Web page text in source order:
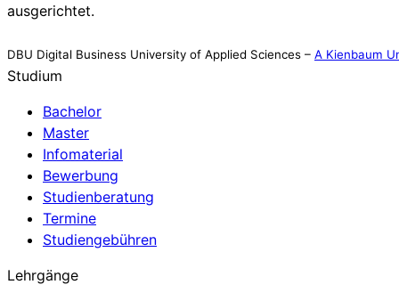
ausgerichtet.
DBU Digital Business University of Applied Sciences – A Kienbaum
Studium
Bachelor
Master
Infomaterial
Bewerbung
Studienberatung
Termine
Studiengebühren
Lehrgänge